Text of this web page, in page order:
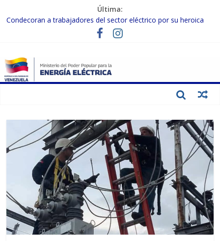
Última:
Condecoran a trabajadores del sector eléctrico por su heroica
labor tras el doble sismo del 24-J
Gobierno Nacional coordina acciones con el sector privado para
Inspeccionan trabajos de rehabilitación en instalaciones del SEN
en Carabobo
Gobierno Nacional activa plan preventivo para fortalecer el SEN